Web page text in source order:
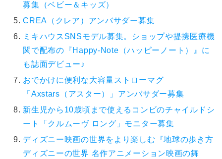
募集（ベビー＆キッズ）
CREA（クレア）アンバサダー募集
ミキハウスSNSモデル募集。ショップや提携医療機
関で配布の『Happy-Note（ハッピーノート）』に
も誌面デビュー♪
おでかけに便利な大容量ストローマグ
「Axstars（アスター）」アンバサダー募集
新生児から10歳頃まで使えるコンビのチャイルドシ
ート「クルムーヴ ロング」モニター募集
ディズニー映画の世界をより楽しむ『地球の歩き方
ディズニーの世界 名作アニメーション映画の舞